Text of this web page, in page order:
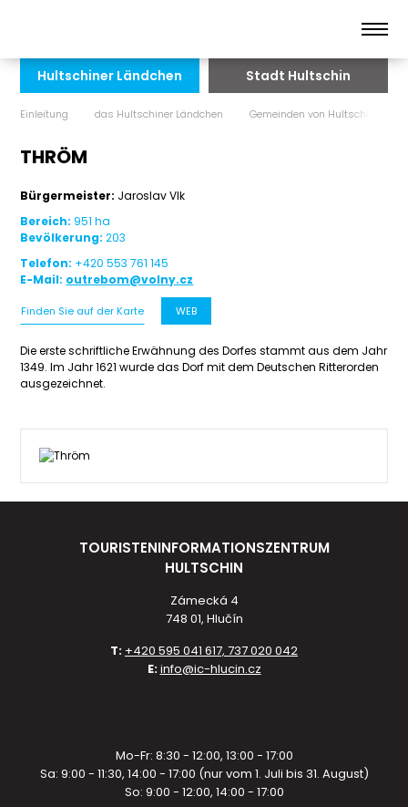
Hultschiner Ländchen Stadt Hultschin
Einleitung das Hultschiner Ländchen Gemeinden von Hultschin
THRÖM
Bürgermeister: Jaroslav Vlk
Bereich: 951 ha
Bevölkerung:203
Telefon: +420 553 761 145
E-Mail: outrebom@volny.cz
Finden Sie auf der Karte WEB
Die erste schriftliche Erwähnung des Dorfes stammt aus dem Jahr
1349. Im Jahr 1621 wurde das Dorf mit dem Deutschen Ritterorden
ausgezeichnet.
TOURISTENINFORMATIONSZENTRUM
HULTSCHIN
Zámecká 4
748 01, Hlučín
T: +420 595 041 617, 737 020 042
E:info@ic-hlucin.cz
Mo-Fr: 8:30 - 12:00, 13:00 - 17:00
Sa: 9:00 - 11:30, 14:00 - 17:00 (nur vom 1. Juli bis 31. August)
So: 9:00 - 12:00, 14:00 - 17:00